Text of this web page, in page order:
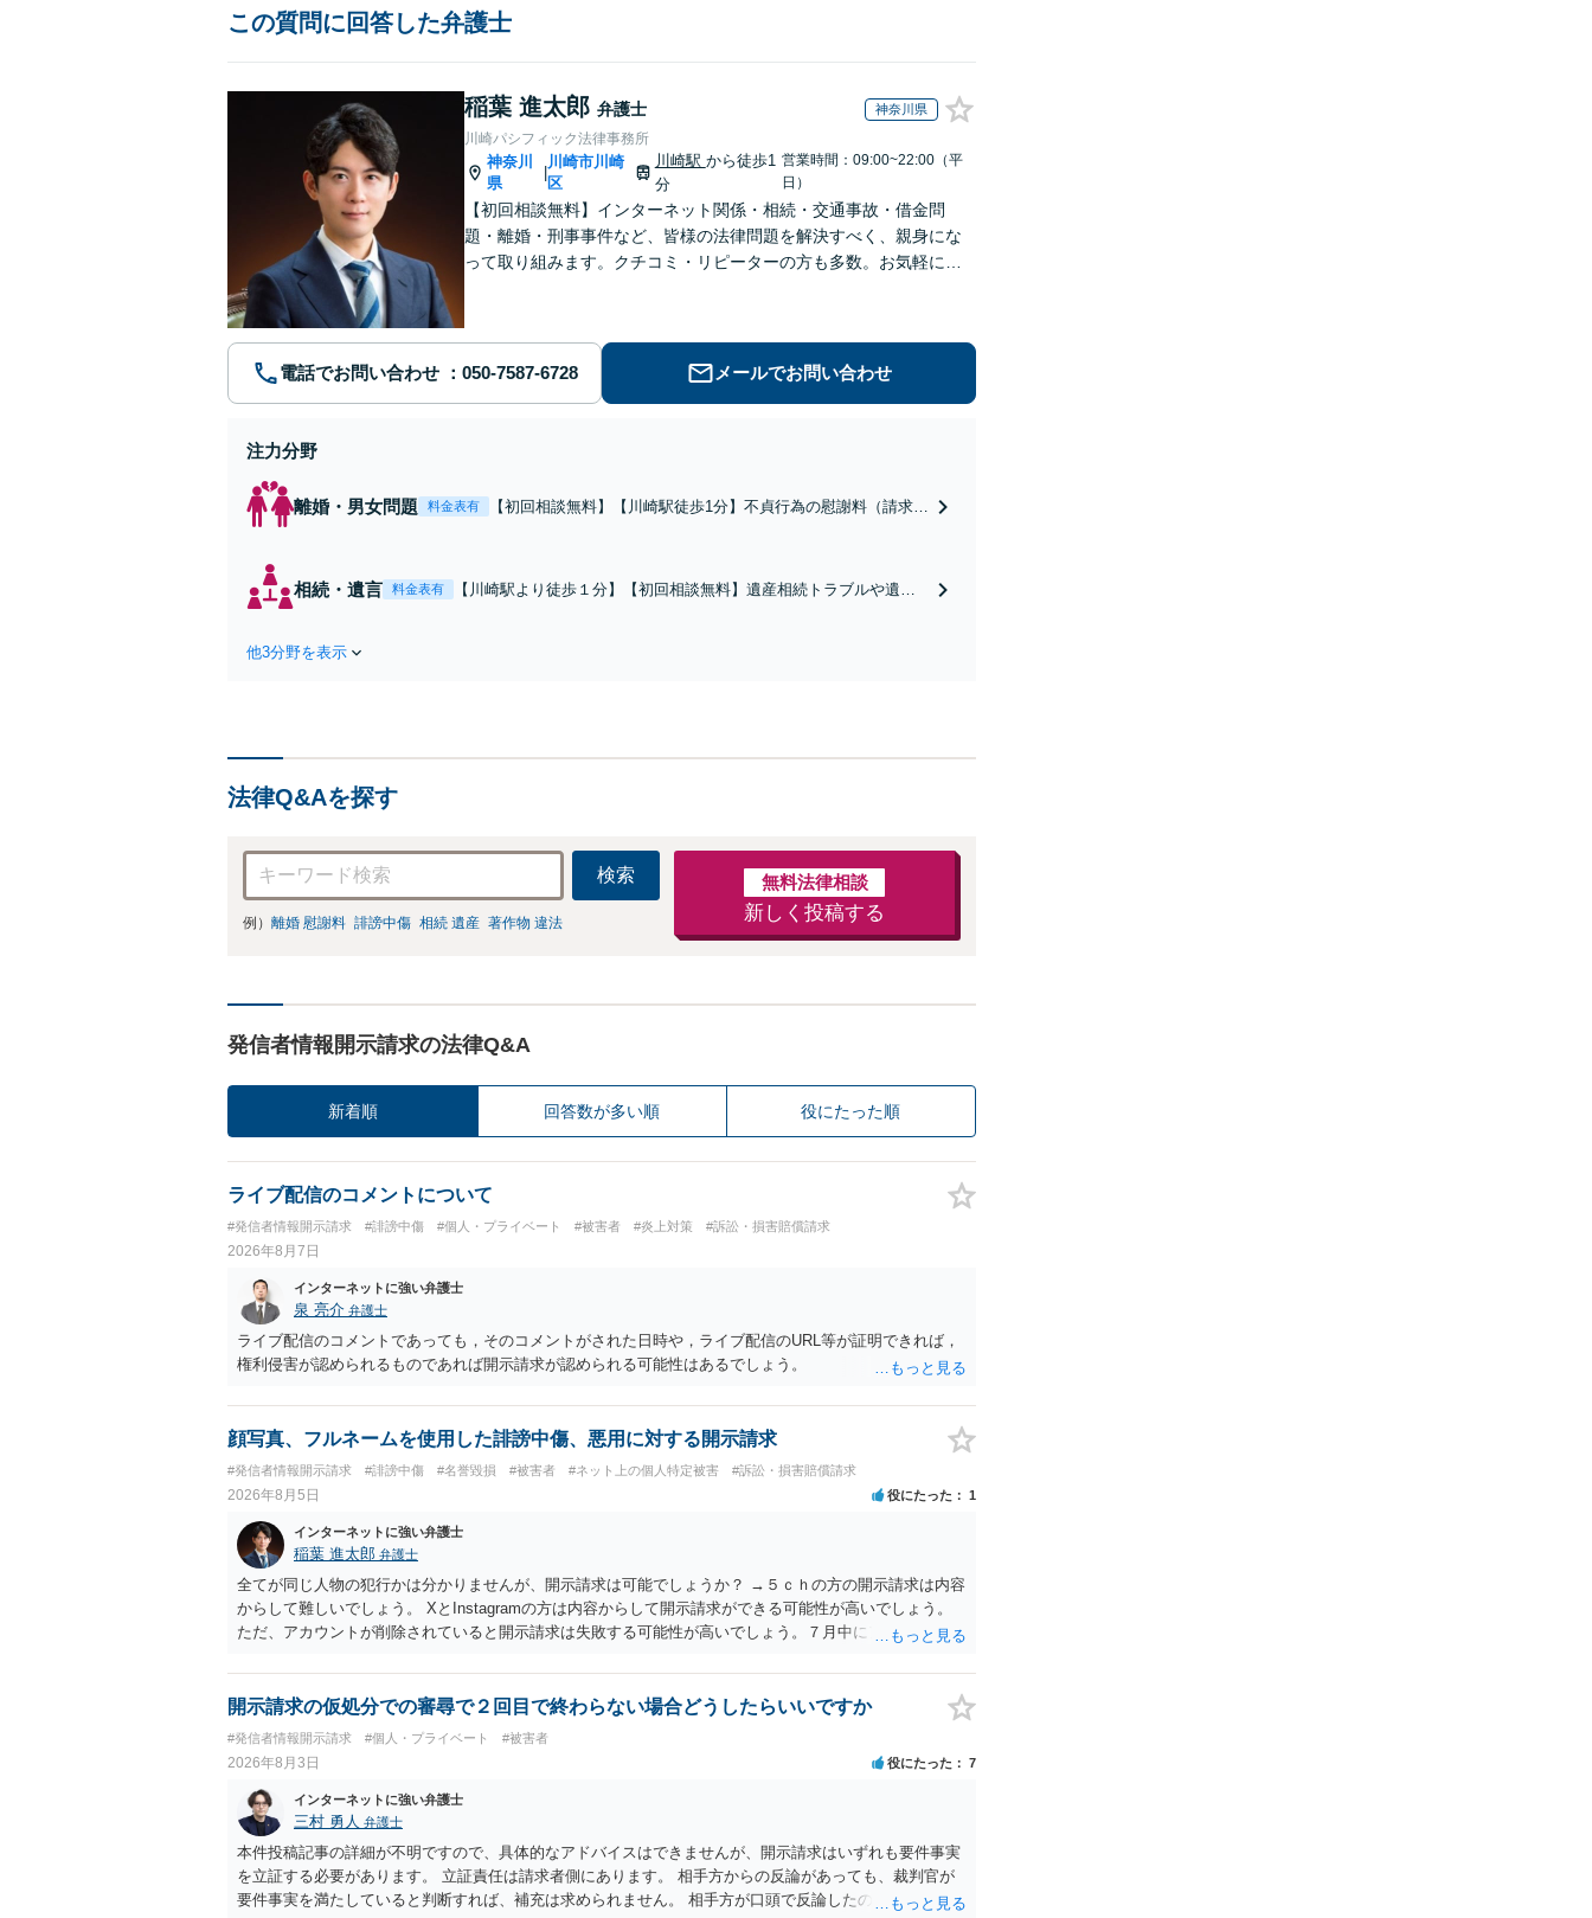
この質問に回答した弁護士
稲葉 進太郎 弁護士 神奈川県
川崎パシフィック法律事務所
神奈川
県
川崎市川崎
区
川崎駅 から徒歩1
分
営業時間：09:00~22:00（平
日）
【初回相談無料】インターネット関係・相続・交通事故・借金問
題・離婚・刑事事件など、皆様の法律問題を解決すべく、親身にな
って取り組みます。クチコミ・リピーターの方も多数。お気軽にお
電話でお問い合わせ メールでお問い合わせ
注力分野
離婚・男女問題 料金表有
【初回相談無料】【川崎駅徒歩1分】不貞行為の慰謝料（請求さ
ます。
相続・遺言 料金表有
【川崎駅より徒歩１分】【初回相談無料】遺産相続トラブルや遺言
他3分野を表示
法律Q&Aを探す
検索
例） 離婚 慰謝料 誹謗中傷 相続 遺産 著作物 違法
無料法律相談
新しく投稿する
発信者情報開示請求の法律Q&A
新着順 回答数が多い順 役にたった順
ライブ配信のコメントについて
#発信者情報開示請求 #誹謗中傷 #個人・プライベート #被害者 #炎上対策 #訴訟・損害賠償請求
2026年8月7日
インターネットに強い弁護士
泉 亮介 弁護士
ライブ配信のコメントであっても，そのコメントがされた日時や，ライブ配信のURL等が証明できれば，
権利侵害が認められるものであれば開示請求が認められる可能性はあるでしょう。
顔写真、フルネームを使用した誹謗中傷、悪用に対する開示請求
#発信者情報開示請求 #誹謗中傷 #名誉毀損 #被害者 #ネット上の個人特定被害 #訴訟・損害賠償請求
2026年8月5日 役にたった 1
インターネットに強い弁護士
稲葉 進太郎 弁護士
全てが同じ人物の犯行かは分かりませんが、開示請求は可能でしょうか？ →５ｃｈの方の開示請求は内容
からして難しいでしょう。 XとInstagramの方は内容からして開示請求ができる可能性が高いでしょう。
ただ、アカウントが削除されていると開示請求は失敗する可能性が高いでしょう。７月中にアカウントが
相手に全ての弁護士費用を負担させることは可能でしょうか？ →訴訟外の交渉で相手方が認めれば負担さ
せることができるでしょう。訴訟で判決となった場合は、実際の弁護士費用が認められる場合と認められ
開示請求の仮処分での審尋で２回目で終わらない場合どうしたらいいですか
#発信者情報開示請求 #個人・プライベート #被害者
2026年8月3日 役にたった 7
インターネットに強い弁護士
三村 勇人 弁護士
本件投稿記事の詳細が不明ですので、具体的なアドバイスはできませんが、開示請求はいずれも要件事実
を立証する必要があります。 立証責任は請求者側にあります。 相手方からの反論があっても、裁判官が
要件事実を満たしていると判断すれば、補充は求められません。 相手方が口頭で反論したのは、仮処分は